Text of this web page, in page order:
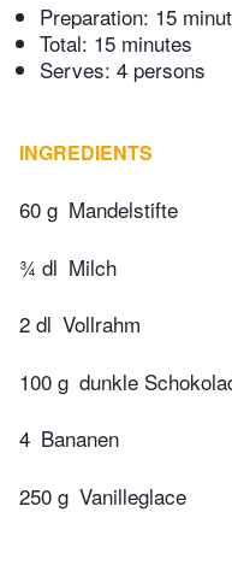
Preparation: 15
Total: 15 minutes
Serves: 4 persons
INGREDIENTS
60 g Mandelstifte
¾ dl Milch
2 dl Vollrahm
100 g dunkle
4 Bananen
250 g Vanilleglace